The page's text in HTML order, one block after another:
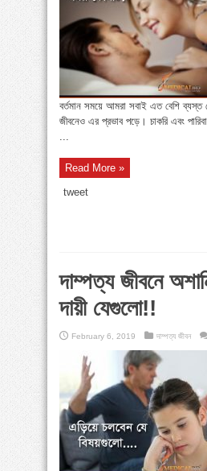
বর্তমান সময়ে আমরা সবাই এত বেশি ব্যস্ত
জীবনেও এর প্রভাব পড়ে। চাকরি এবং
...
Read More »
tweet
দাম্পত্য জীবনে
দায়ী যেগুলো!!
February 6, 2019 দাম্পত্য জীবন